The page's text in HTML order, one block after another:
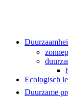
Ecologisch
Duurzame